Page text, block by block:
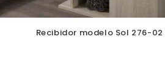
Recibidor modelo Sol 276-02